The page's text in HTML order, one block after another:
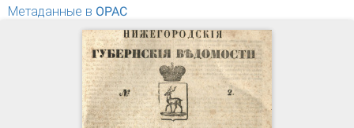
Метаданные в OPAC